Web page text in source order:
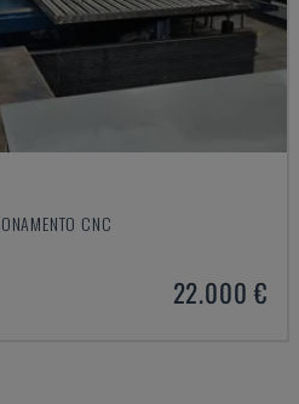
CNC
22.000 €